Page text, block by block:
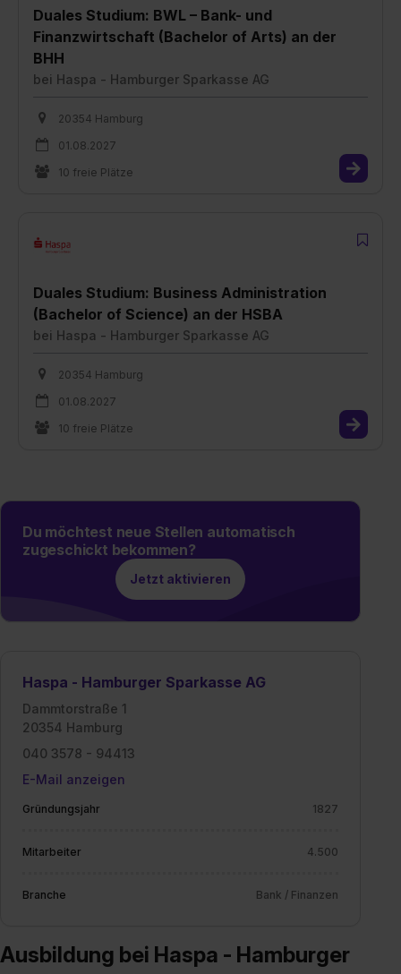
Duales Studium: BWL – Bank- und
Finanzwirtschaft (Bachelor of Arts) an der
BHH
bei Haspa - Hamburger Sparkasse AG
20354 Hamburg
01.08.2027
10 freie Plätze
Duales Studium: Business Administration
(Bachelor of Science) an der HSBA
bei Haspa - Hamburger Sparkasse AG
20354 Hamburg
01.08.2027
10 freie Plätze
Du möchtest neue Stellen automatisch
zugeschickt bekommen?
Jetzt aktivieren
Haspa - Hamburger Sparkasse AG
Dammtorstraße 1
20354 Hamburg
040 3578 - 94413
E-Mail anzeigen
Gründungsjahr 1827
Mitarbeiter 4.500
Branche Bank / Finanzen
Ausbildung bei Haspa - Hamburger